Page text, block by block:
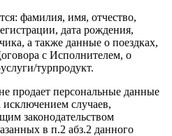
фамилия, имя, отчество,
дата рождения,
а также данные о поездках,
с Исполнителем, о
турпродукт.
продает персональные данные
исключением случаев,
законодательством
в п.2 абз.2 данного